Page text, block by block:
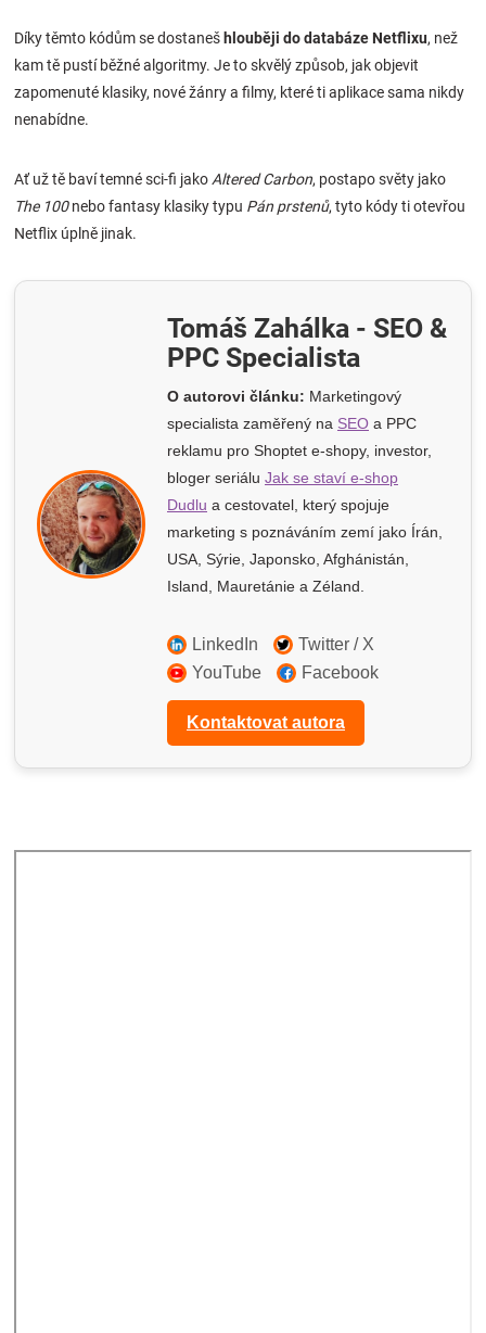
Díky těmto kódům se dostaneš hlouběji do databáze Netflixu, než
kam tě pustí běžné algoritmy. Je to skvělý způsob, jak objevit
zapomenuté klasiky, nové žánry a filmy, které ti aplikace sama nikdy
nenabídne.
Ať už tě baví temné sci-fi jako Altered Carbon, postapo světy jako
The 100nebo fantasy klasiky typu Pán prstenů, tyto kódy ti otevřou
Netflix úplně jinak.
Tomáš Zahálka - SEO &
PPC Specialista
O autorovi článku: Marketingový
specialista zaměřený na SEO a PPC
reklamu pro Shoptet e-shopy, investor,
bloger seriálu Jak se staví e-shop
Dudlu a cestovatel, který spojuje
marketing s poznáváním zemí jako Írán,
USA, Sýrie, Japonsko, Afghánistán,
Island, Mauretánie a Zéland.
LinkedIn
Twitter / X
YouTube
Facebook
Kontaktovat autora